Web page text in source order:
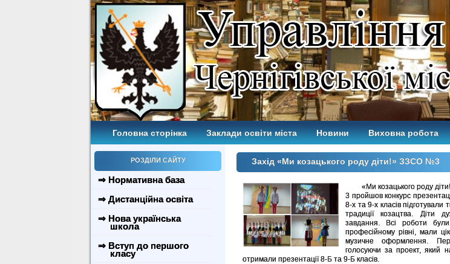
Головна сторінка Заклади освіти міста Новини Виховна робота
РОЗДІЛИ САЙТУ
⇒ Нормативна база
⇒ Дистанційна освіта
⇒ Нова українська
школа
⇒ Вступ до першого
класу
Захід «Ми козацького роду діти!» ЗЗСО №3
«Ми козацького роду
3 пройшов конкурс
8-х та 9-х класів підготували
традиції козацтва. Діти
завдання. Всі роботи
професійному рівні, мали
музичне оформлення.
голосуючи за проект, який
отримали презентації 8-Б та 9-Б класів.